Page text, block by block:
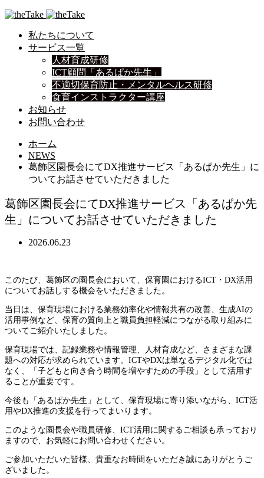
私たちについて
サービス一覧
人材育成研修
ICT顧問「あるぱか先生」
不適切保育防止・メンタルヘルス研修
食育インストラクター講座
お知らせ
お問い合わせ
ホーム
NEWS
葛飾区園長会にてDX推進サービス「あるぱか先生」に
ついてお話させていただきました
葛飾区園長会にてDX推進サービス「あるぱか先
生」についてお話させていただきました
2026.06.23
このたび、葛飾区の園長会において、保育園におけるICT・DX活用
についてお話しする機会をいただきました。
当日は、保育現場における業務効率化や情報共有の改善、生成AIの
活用事例など、保育の質向上と職員負担軽減につながる取り組みに
ついてご紹介いたしました。
保育現場では、記録業務や情報管理、人材育成など、さまざまな課
題への対応が求められています。ICTやDXは単なるデジタル化では
なく、「子どもと向き合う時間を増やすための手段」として活用す
ることが重要です。
今後も「あるぱか先生」として、保育現場に寄り添いながら、ICT活
用やDX推進の支援を行ってまいります。
このような園長会や職員研修、ICT活用に関するご相談も承っており
ますので、お気軽にお問い合わせください。
ご参加いただいた皆様、貴重なお時間をいただき誠にありがとうご
ざいました。